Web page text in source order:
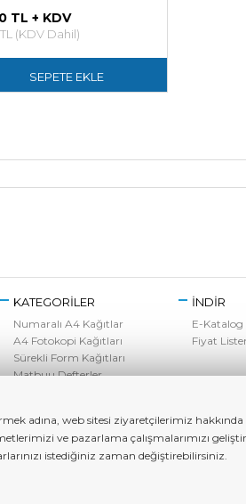
TL + KDV
(KDV Dahil)
SEPETE EKLE
KATEGORİLER
Numaralı A4 Kağıtlar
A4 Fotokopi Kağıtları
Sürekli Form Kağıtları
Matbuu Defterler
İNDİR
E-Katalog
Fiyat
adına, web sitesi ziyaretçilerimiz
ve pazarlama çalışmalarımızı
istediğiniz zaman değiştirebilirsiniz.